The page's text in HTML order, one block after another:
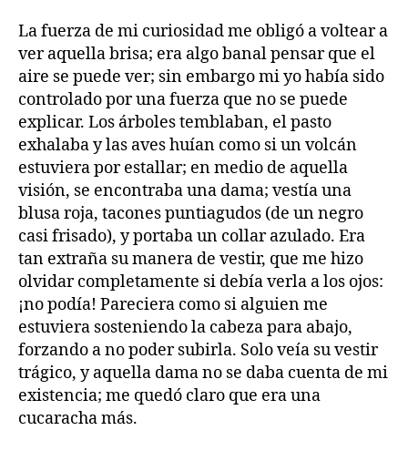
La fuerza de mi curiosidad me obligó a voltear a
ver aquella brisa; era algo banal pensar que el
aire se puede ver; sin embargo mi yo había sido
controlado por una fuerza que no se puede
explicar. Los árboles temblaban, el pasto
exhalaba y las aves huían como si un volcán
estuviera por estallar; en medio de aquella
visión, se encontraba una dama; vestía una
blusa roja, tacones puntiagudos (de un negro
casi frisado), y portaba un collar azulado. Era
tan extraña su manera de vestir, que me hizo
olvidar completamente si debía verla a los ojos:
¡no podía! Pareciera como si alguien me
estuviera sosteniendo la cabeza para abajo,
forzando a no poder subirla. Solo veía su vestir
trágico, y aquella dama no se daba cuenta de mi
existencia; me quedó claro que era una
cucaracha más.